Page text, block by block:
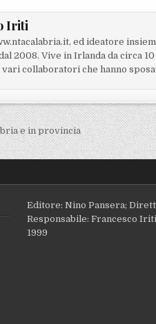
Iriti
ed ideatore
2008. Vive in Irlanda da circa
collaboratori che hanno
e in provincia
Editore: Nino Pansera;
Responsabile: Francesco
1999